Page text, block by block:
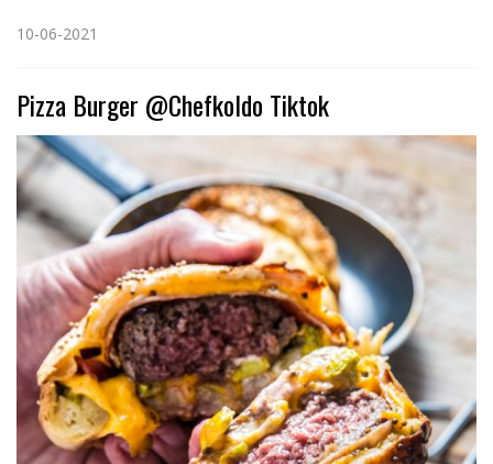
10-06-2021
Pizza Burger @Chefkoldo Tiktok